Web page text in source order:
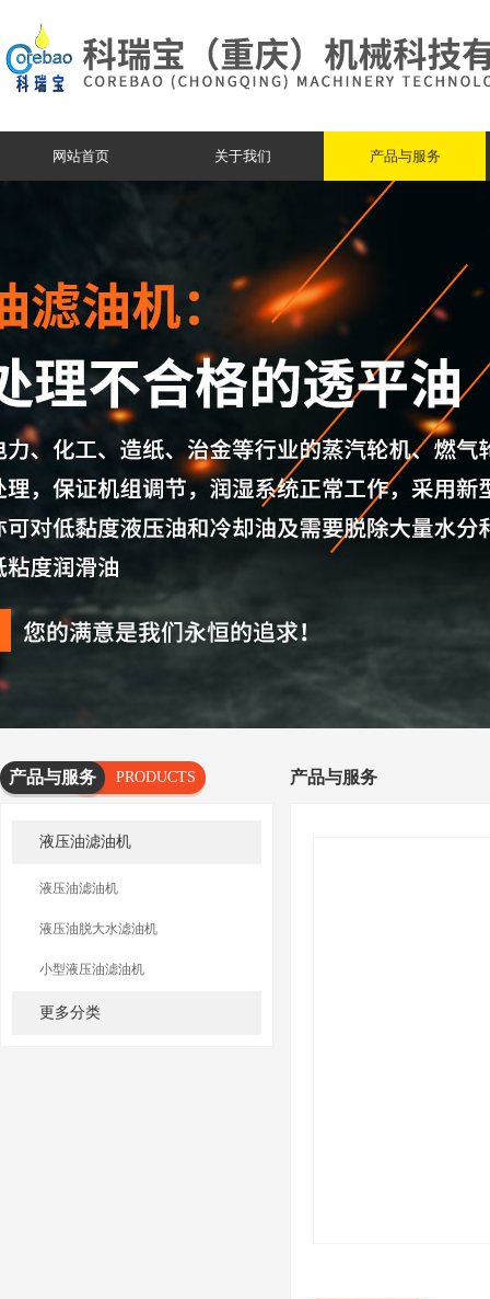
网站首页 关于我们 产品与服务
产品与服务
PRODUCTS
SERVICES
液压油滤油机
液压油滤油机
液压油脱大水滤油机
小型液压油滤油机
更多分类
产品与服务